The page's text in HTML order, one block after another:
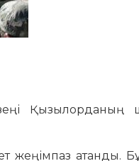
Қызылорданың
жеңімпаз атанды.